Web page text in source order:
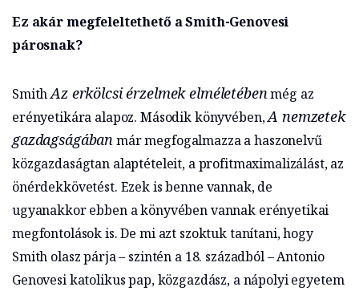
Ez akár megfeleltethető a Smith-Genovesi
párosnak?
SmithAz erkölcsi érzelmek elméletébenmég az
erényetikára alapoz. Második könyvében,A nemzetek
gazdagságában már megfogalmazza a haszonelvű
közgazdaságtan alaptételeit, a profitmaximalizálást, az
önérdekkövetést. Ezek is benne vannak, de
ugyanakkor ebben a könyvében vannak erényetikai
megfontolások is. De mi azt szoktuk tanítani, hogy
Smith olasz párja – szintén a 18. századból – Antonio
Genovesi katolikus pap, közgazdász, a nápolyi egyetem